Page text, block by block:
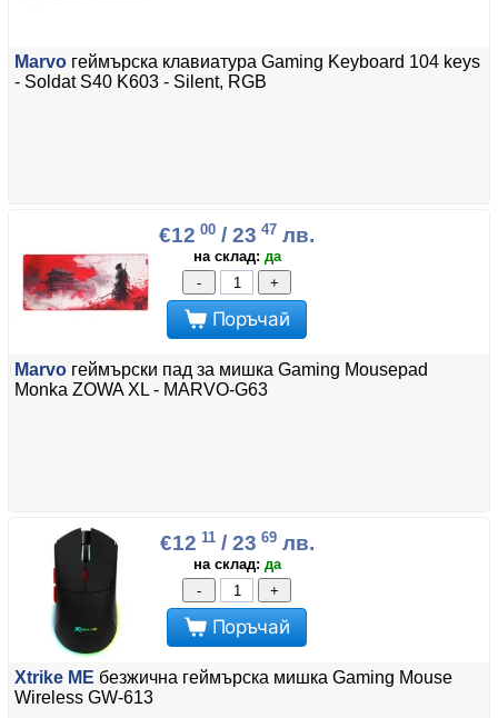
Marvo геймърска клавиатура Gaming Keyboard 104 keys
- Soldat S40 K603 - Silent, RGB
€12 00 / 23 47 лв.
на склад: да
-
+
Поръчай
Marvo геймърски пад за мишка Gaming Mousepad
Monka ZOWA XL - MARVO-G63
€12 11/ 23 69лв.
на склад: да
-
+
Поръчай
Xtrike ME безжична геймърска мишка Gaming Mouse
Wireless GW-613